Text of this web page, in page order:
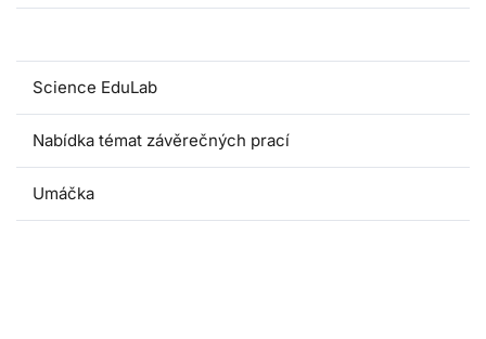
Science EduLab
Nabídka témat závěrečných prací
Umáčka